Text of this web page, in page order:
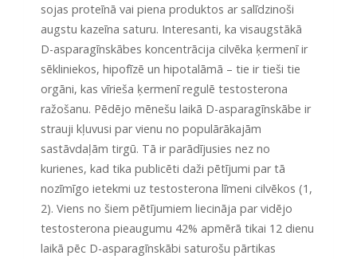
sojas proteīnā vai piena produktos ar salīdzinoši
augstu kazeīna saturu. Interesanti, ka visaugstākā
D-asparagīnskābes koncentrācija cilvēka ķermenī ir
sēkliniekos, hipofīzē un hipotalāmā – tie ir tieši tie
orgāni, kas vīrieša ķermenī regulē testosterona
ražošanu. Pēdējo mēnešu laikā D-asparagīnskābe ir
strauji kļuvusi par vienu no populārākajām
sastāvdaļām tirgū. Tā ir parādījusies nez no
kurienes, kad tika publicēti daži pētījumi par tā
nozīmīgo ietekmi uz testosterona līmeni cilvēkos (1,
2). Viens no šiem pētījumiem liecināja par vidējo
testosterona pieaugumu 42% apmērā tikai 12 dienu
laikā pēc D-asparagīnskābi saturošu pārtikas